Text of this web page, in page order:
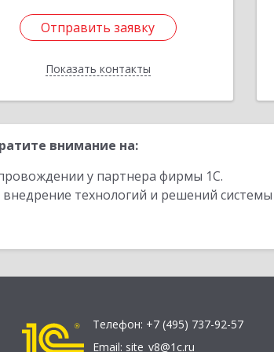
Отправить заявку
Показать контакты
Отправить заявку
Назад
внимание на:
у партнера фирмы 1С.
технологий и решений
Телефон: +7 (495) 737-92-57
Email: site_v8@1c.ru